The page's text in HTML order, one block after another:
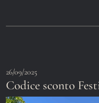
26/09/2025
Codice sconto